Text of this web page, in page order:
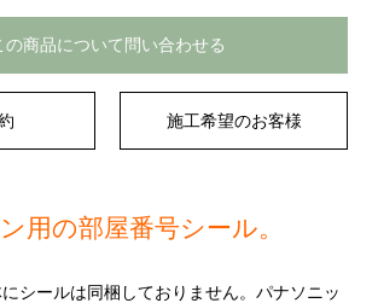
の商品について問い合わせる
施工希望のお客様
用の部屋番号シール。
シールは同梱しておりません。パナソニッ